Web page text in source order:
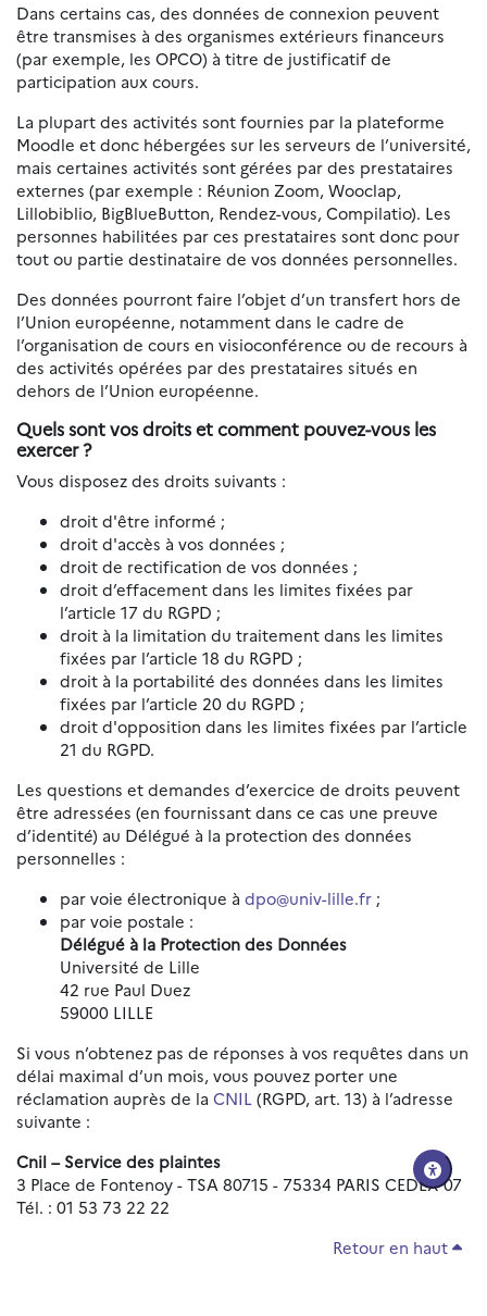
Dans certains cas, des données de connexion peuvent
être transmises à des organismes extérieurs financeurs
(par exemple, les OPCO) à titre de justificatif de
participation aux cours.
La plupart des activités sont fournies par la plateforme
Moodle et donc hébergées sur les serveurs de l’université,
mais certaines activités sont gérées par des prestataires
externes (par exemple : Réunion Zoom, Wooclap,
Lillobiblio, BigBlueButton, Rendez-vous, Compilatio). Les
personnes habilitées par ces prestataires sont donc pour
tout ou partie destinataire de vos données personnelles.
Des données pourront faire l’objet d’un transfert hors de
l’Union européenne, notamment dans le cadre de
l’organisation de cours en visioconférence ou de recours à
des activités opérées par des prestataires situés en
dehors de l’Union européenne.
Quels sont vos droits et comment pouvez-vous les
exercer ?
Vous disposez des droits suivants :
droit d'être informé ;
droit d'accès à vos données ;
droit de rectification de vos données ;
droit d’effacement dans les limites fixées par
l’article 17 du RGPD ;
droit à la limitation du traitement dans les limites
fixées par l’article 18 du RGPD ;
droit à la portabilité des données dans les limites
fixées par l’article 20 du RGPD ;
droit d'opposition dans les limites fixées par l’article
21 du RGPD.
Les questions et demandes d’exercice de droits peuvent
être adressées (en fournissant dans ce cas une preuve
d’identité) au Délégué à la protection des données
personnelles :
par voie électronique à dpo@univ-lille.fr ;
par voie postale :
Délégué à la Protection des Données
Université de Lille
42 rue Paul Duez
59000 LILLE
Si vous n’obtenez pas de réponses à vos requêtes dans un
délai maximal d’un mois, vous pouvez porter une
réclamation auprès de la CNIL (RGPD, art. 13) à l’adresse
suivante :
Cnil – Service des plaintes
3 Place de Fontenoy - TSA 80715 - 75334 PARIS CEDEX 07
Tél. : 01 53 73 22 22
Retour en haut